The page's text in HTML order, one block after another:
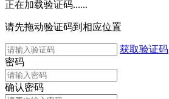
正在加载验证码......
请先拖动验证码到相应位置
获取验证码
密码
确认密码